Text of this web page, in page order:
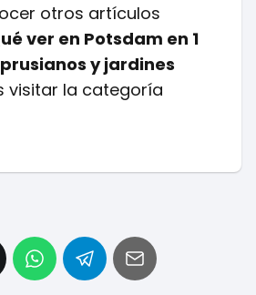
otros artículos
ver en Potsdam en 1
y jardines
visitar la categoría